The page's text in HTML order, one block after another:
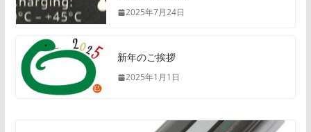
2025年7月24日
新年のご挨拶
2025年1月1日